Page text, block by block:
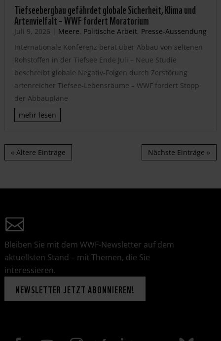
Tiefseebergbau gefährdet globale Sicherheit, Klima und
Artenvielfalt – WWF fordert Moratorium
Juli 9, 2026 | Meere, Politische Arbeit, Presse-Aussendung
Internationale Konferenz berät über Abbau von seltenen
Rohstoffen in der Tiefsee Ende Juli – Neue Studie
beschreibt globale Negativ-Folgen durch Zerstörung
artenreicher Tiefsee-Lebensräume – WWF fordert Stopp
der Abbaupläne
mehr lesen
« Ältere Einträge Nächste Einträge »
Bleiben Sie mit dem WWF-Newsletter auf dem
aktuellsten Stand – mit Themen, die Sie
interessieren.
NEWSLETTER JETZT ABONNIEREN!